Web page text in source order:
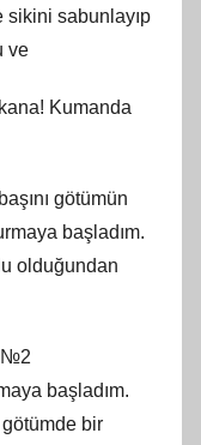
sikini sabunlayıp
ve
Kumanda
götümün
başladım.
olduğundan
№2
başladım.
götümde bir